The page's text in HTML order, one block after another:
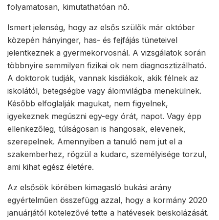
folyamatosan, kimutathatóan nő.
Ismert jelenség, hogy az elsős szülők már október
közepén hányinger, has- és fejfájás tüneteivel
jelentkeznek a gyermekorvosnál. A vizsgálatok során
többnyire semmilyen fizikai ok nem diagnosztizálható.
A doktorok tudják, vannak kisdiákok, akik félnek az
iskolától, betegségbe vagy álomvilágba menekülnek.
Később elfoglalják magukat, nem figyelnek,
igyekeznek megúszni egy-egy órát, napot. Vagy épp
ellenkezőleg, túlságosan is hangosak, elevenek,
szerepelnek. Amennyiben a tanuló nem jut el a
szakemberhez, rögzül a kudarc, személyisége torzul,
ami kihat egész életére.
Az elsősök körében kimagasló bukási arány
egyértelműen összefügg azzal, hogy a kormány 2020
januárjától kötelezővé tette a hatévesek beiskolázását.